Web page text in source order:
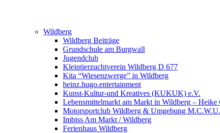
Wildberg
Wildberg Beiträge
Grundschule am Burgwall
Jugendclub
Kleintierzuchtverein Wildberg D 677
Kita “Wiesenzwerge” in Wildberg
heinz.hugo.entertainment
Kunst-Kultur-und Kreatives (KUKUK) e.V.
Lebensmittelmarkt am Markt in Wildberg – Heike
Motorsportclub Wildberg & Umgebung M.C.W.U.
Imbiss Am Markt / Wildberg
Ferienhaus Wildberg